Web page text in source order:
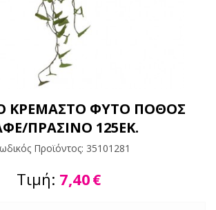
ΚΡΕΜΑΣΤΟ ΦΥΤΟ ΠΟΘΟΣ
ΠΡΑΣΙΝΟ 125ΕΚ.
Προϊόντος: 35101281
Τιμή: 7,40€